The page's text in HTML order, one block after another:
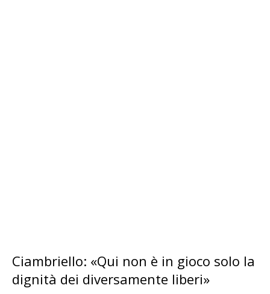
Ciambriello: «Qui non è in gioco solo la
dignità dei diversamente liberi»